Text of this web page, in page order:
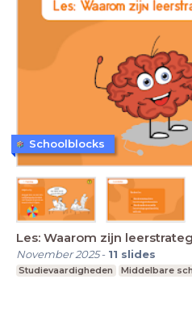
Les: Waarom zijn
November 2025- 11 slides
Studievaardigheden Middelbare
Schoolblocks